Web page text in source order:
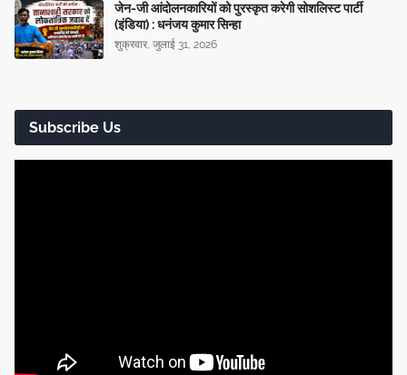
जेन-जी आंदोलनकारियों को पुरस्कृत करेगी सोशलिस्ट पार्टी
(इंडिया) : धनंजय कुमार सिन्हा
शुक्रवार, जुलाई 31, 2026
Subscribe Us